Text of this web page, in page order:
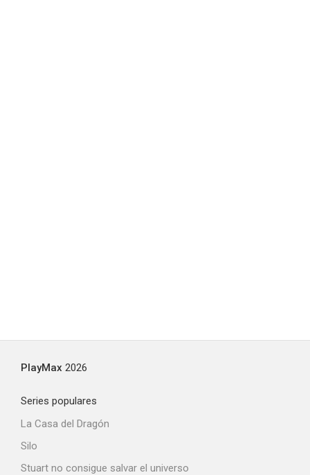
PlayMax 2026
Series populares
La Casa del Dragón
Silo
Stuart no consigue salvar el universo